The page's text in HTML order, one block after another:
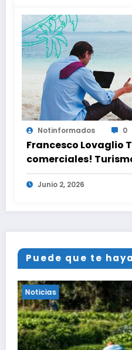
Notinformados 0
Francesco Lovaglio
comerciales!
Dinámica e impacto
global
Junio 2, 2026
Puede que te
Noticias